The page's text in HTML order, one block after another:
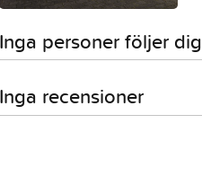
Inga personer följer dig
Inga recensioner